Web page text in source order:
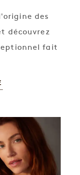
des
découvrez
fait